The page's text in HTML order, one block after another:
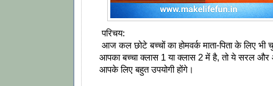
परिचय:
आज कल छोटे बच्चों का होमवर्क माता-पिता के लिए
आपका बच्चा क्लास 1 या क्लास 2 में है, तो ये सरल और
आपके लिए बहुत उपयोगी होंगे।